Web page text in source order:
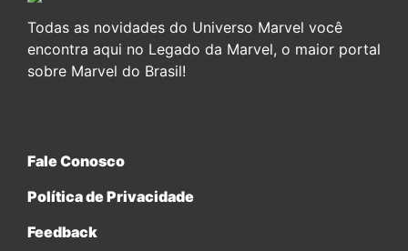
Todas as novidades do Universo Marvel você
encontra aqui no Legado da Marvel, o maior portal
sobre Marvel do Brasil!
Fale Conosco
Política de Privacidade
Feedback